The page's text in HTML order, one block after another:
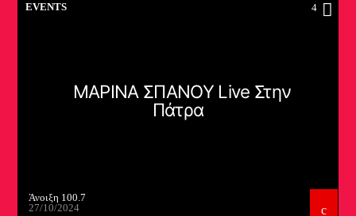
EVENTS 4
ΜΑΡΙΝΑ ΣΠΑΝΟΥ Live Στην
Πάτρα
Άνοιξη 100.7
27/10/2024